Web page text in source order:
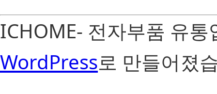
ICHOME- 전자부품 유
WordPress로 만들어졌